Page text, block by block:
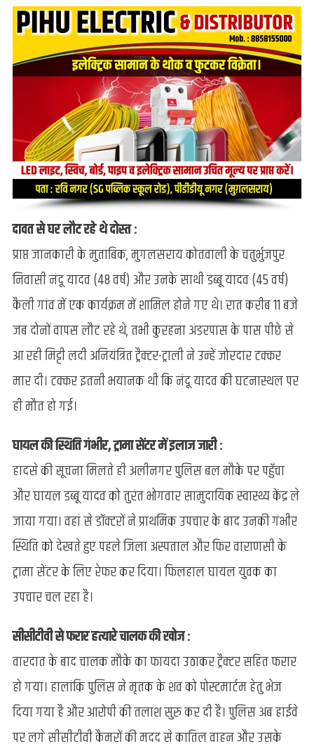
मौके
पर
ही
मौत,
दूसरा
वाराणसी
रेफर
दावत से घर लौट रहे थे दोस्त :
प्राप्त जानकारी के मुताबिक, मुगलसराय कोतवाली के चतुर्भुजपुर
निवासी नंदू यादव (48 वर्ष) और उनके साथी डब्बू यादव (45 वर्ष)
कैली गांव में एक कार्यक्रम में शामिल होने गए थे। रात करीब 11 बजे
जब दोनों वापस लौट रहे थे, तभी कुरहना अंडरपास के पास पीछे से
आ रही मिट्टी लदी अनियंत्रित ट्रैक्टर-ट्राली ने उन्हें जोरदार टक्कर
मार दी। टक्कर इतनी भयानक थी कि नंदू यादव की घटनास्थल पर
ही मौत हो गई।
घायल की स्थिति गंभीर, ट्रामा सेंटर में इलाज जारी :
हादसे की सूचना मिलते ही अलीनगर पुलिस बल मौके पर पहुँचा
और घायल डब्बू यादव को तुरंत भोगवार सामुदायिक स्वास्थ्य केंद्र ले
जाया गया। वहां से डॉक्टरों ने प्राथमिक उपचार के बाद उनकी गंभीर
स्थिति को देखते हुए पहले जिला अस्पताल और फिर वाराणसी के
ट्रामा सेंटर के लिए रेफर कर दिया। फिलहाल घायल युवक का
उपचार चल रहा है।
सीसीटीवी से फरार हत्यारे चालक की खोज :
वारदात के बाद चालक मौके का फायदा उठाकर ट्रैक्टर सहित फरार
हो गया। हालांकि पुलिस ने मृतक के शव को पोस्टमार्टम हेतु भेज
दिया गया है और आरोपी की तलाश सुरु कर दी है। पुलिस अब हाईवे
पर लगे सीसीटीवी कैमरों की मदद से कातिल वाहन और उसके